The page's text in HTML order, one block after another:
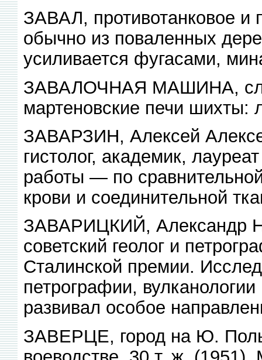
ЗАВАЛ, противотанковое и
обычно из поваленных
усиливается фугасами,
ЗАВАЛОЧНАЯ МАШИНА,
мартеновские печи шихты:
ЗАВАРЗИН, Алексей
гистолог, академик,
работы — по сравнительной
крови и соединительной
ЗАВАРИЦКИЙ, Александр
советский геолог и
Сталинской премии.
петрографии,
развивал особое
ЗАВЕРЦЕ, город на Ю.